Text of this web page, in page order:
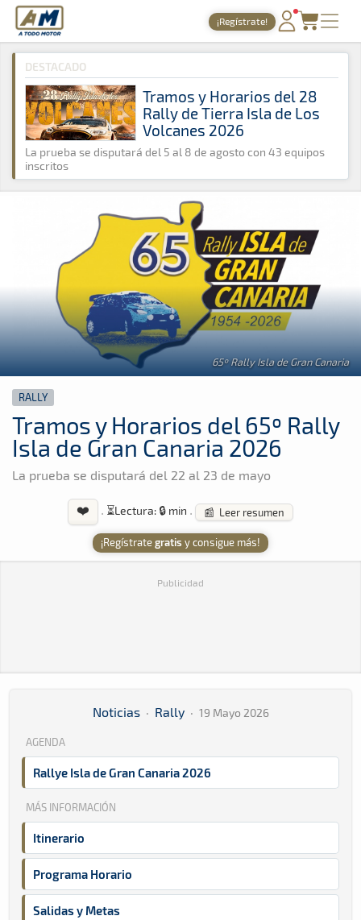
A Todo Motor · Revista del motor desde 1999
¡Regístrate!
PORTADA
TIEMPOS ONLINE
NOTICIAS
AGENDA
GALERÍAS
ARCHIVO
A Todo Motor » Noticias » Rally
DESTACADO
Tramos y Horarios del 28
Rally de Tierra Isla de Los
Volcanes 2026
La prueba se disputará del 5 al 8 de agosto con 43 equipos
inscritos
65º Rally Isla de Gran Canaria
RALLY
Tramos y Horarios del 65º Rally
Isla de Gran Canaria 2026
La prueba se disputará del 22 al 23 de mayo
❤️ · ⏳Lectura: 🔒 min · 📰 Leer resumen
¡Regístrategratis y consigue más!
Publicidad
Noticias · Rally · 19 Mayo 2026
AGENDA
Rallye Isla de Gran Canaria 2026
MÁS INFORMACIÓN
Itinerario
Programa Horario
Salidas y Metas